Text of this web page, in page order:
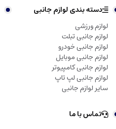
دسته بندی لوازم جانبی
لوازم ورزشی
لوازم جانبی تبلت
لوازم جانبی خودرو
لوازم جانبی موبایل
لوازم جانبی کامپیوتر
لوازم جانبی لپ تاپ
سایر لوازم جانبی
تماس با ما